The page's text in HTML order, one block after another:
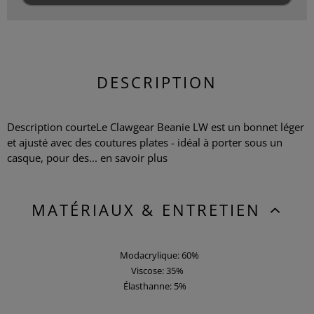
DESCRIPTION
Description courteLe Clawgear Beanie LW est un bonnet léger
et ajusté avec des coutures plates - idéal à porter sous un
casque, pour des... en savoir plus
MATÉRIAUX & ENTRETIEN
Modacrylique: 60%
Viscose: 35%
Élasthanne: 5%